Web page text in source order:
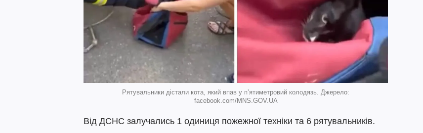
Рятувальники дістали кота, який впав у п’ятиметровий колодязь. Джерело:
facebook.com/MNS.GOV.UA
Від ДСНС залучались 1 одиниця пожежної техніки та 6 рятувальників.